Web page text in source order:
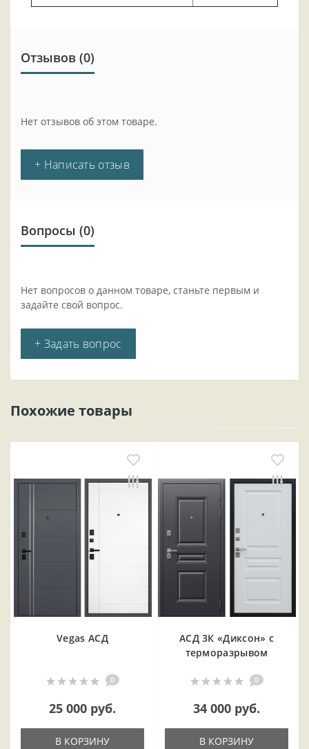
Отзывов (0)
Нет отзывов об этом товаре.
+ Написать отзыв
Вопросы (0)
Нет вопросов о данном товаре, станьте первым и
задайте свой вопрос.
+ Задать вопрос
Похожие товары
Vegas АСД
0
25 000 руб.
В КОРЗИНУ
АСД 3К «Диксон» с
терморазрывом
0
34 000 руб.
В КОРЗИНУ